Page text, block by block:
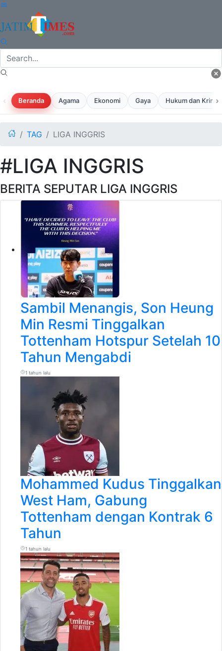
‹ Beranda Agama Ekonomi Gaya Hukum dan ›
TAG LIGA INGGRIS
#LIGA INGGRIS
BERITA SEPUTAR LIGA INGGRIS
Sambil Menangis, Son Heung
Min Resmi Tinggalkan
Tottenham Hotspur Setelah 10
Tahun Mengabdi
1 tahun lalu
Mohammed Kudus Tinggalkan
West Ham, Gabung
Tottenham dengan Kontrak 6
Tahun
1 tahun lalu